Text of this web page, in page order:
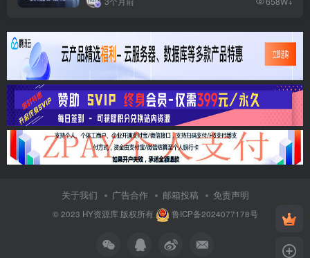
关于我们 广告合作 邮箱投稿 免责声明
© 2023 HY资源库版权所有 鲁ICP备2024077178号